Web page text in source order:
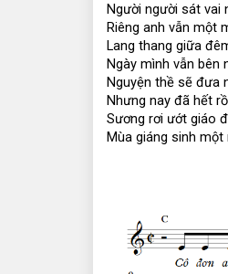
Người người sát vai
Riêng anh vẫn một
Lang thang giữa
Ngày mình vẫn bên
Nguyện thề sẽ đưa
Nhưng nay đã hết
Sương rơi ướt giáo
Mùa giáng sinh một